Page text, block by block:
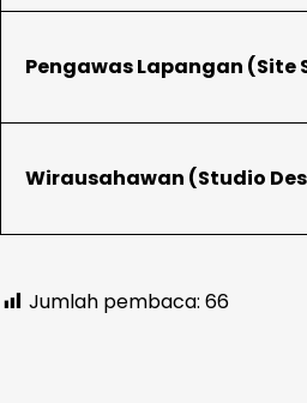
Pengawas Lapangan (Site
Wirausahawan (Studio
Jumlah pembaca: 66